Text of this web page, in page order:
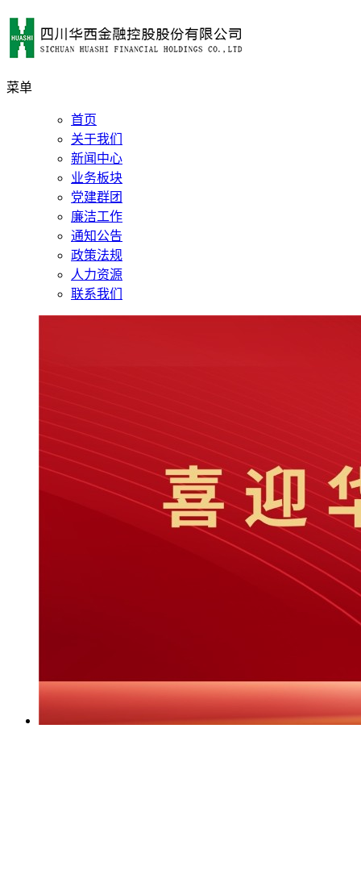
菜单
首页
关于我们
新闻中心
业务板块
党建群团
廉洁工作
通知公告
政策法规
人力资源
联系我们